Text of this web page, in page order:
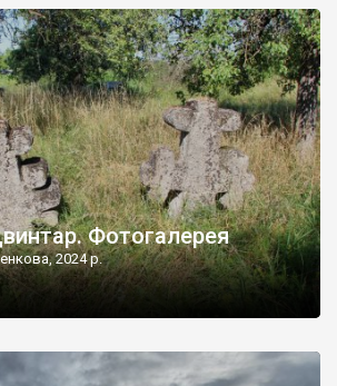
бруньки обгризають, бо то улюблений
у Голубечому ціла колекція
хрестів. Село відносно невелике, […]
Фотогалерея
2024 р.